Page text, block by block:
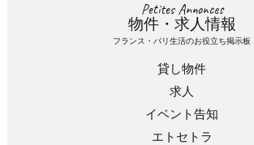
Petites Annonces
物件・求人情報
フランス・パリ生活のお役立ち掲示板
貸し物件
求人
イベント告知
エトセトラ